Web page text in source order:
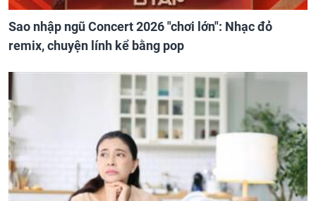
Sao nhập ngũ Concert 2026 "chơi lớn": Nhạc đỏ
remix, chuyện lính kể bằng pop